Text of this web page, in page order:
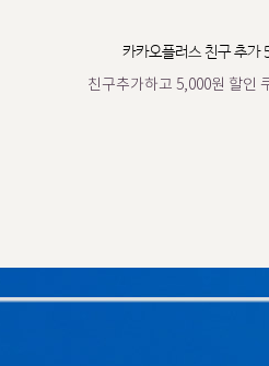
카카오플러스 친구 추가
친구추가하고 5,000원 할인